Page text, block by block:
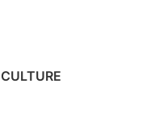
CULTURE